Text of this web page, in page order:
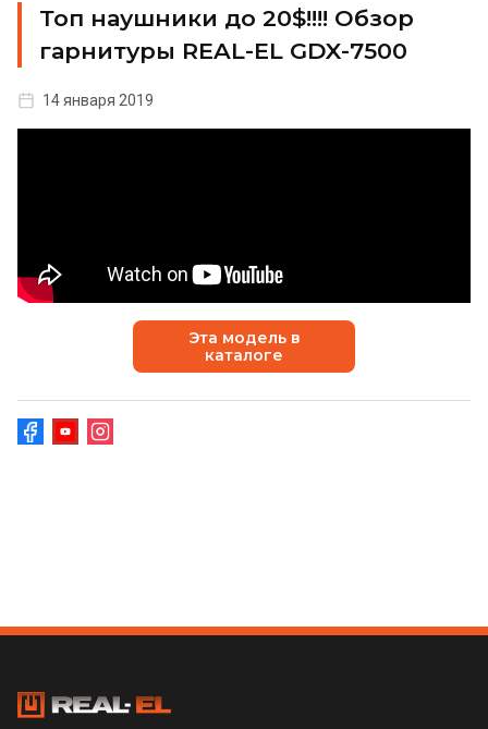
Топ наушники до 20$!!!! Обзор
гарнитуры REAL-EL GDX-7500
14 января 2019
Эта модель в
каталоге